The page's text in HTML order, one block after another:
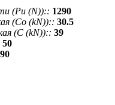
(Pu (N)):: 1290
(Co (kN)):: 30.5
(C (kN)):: 39
50
90